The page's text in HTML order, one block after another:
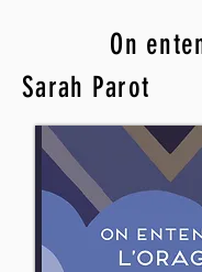
On
Sarah Parot